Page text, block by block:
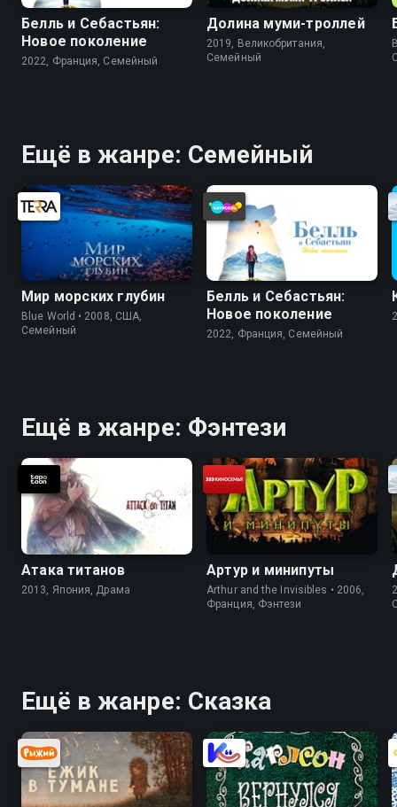
Белль и Себастьян:
Новое поколение
2022, Франция, Cемейный
Долина муми-троллей
2019, Великобритания,
Cемейный
Ещё в жанре: Cемейный
Мир морских глубин
Blue World • 2008, США,
Cемейный
Белль и Себастьян:
Новое поколение
2022, Франция, Cемейный
Ещё в жанре: Фэнтези
Атака титанов
2013, Япония, Драма
Артур и минипуты
Arthur and the Invisibles • 2006,
Франция, Фэнтези
Ещё в жанре: Сказка